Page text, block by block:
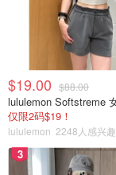
$19.00 $88.00
仅限2码$19！
lululemon 2248人感兴趣
3